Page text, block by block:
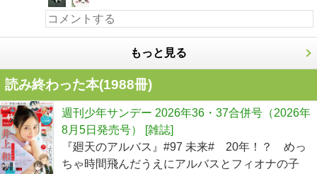
もっと見る
読み終わった本(1988冊)
週刊少年サンデー 2026年36・37合併号（2026年
8月5日発売号） [雑誌]
『廻天のアルバス』#97 未来# 20年！？ めっ
ちゃ時間飛んだうえにアルバスとフィオナの子